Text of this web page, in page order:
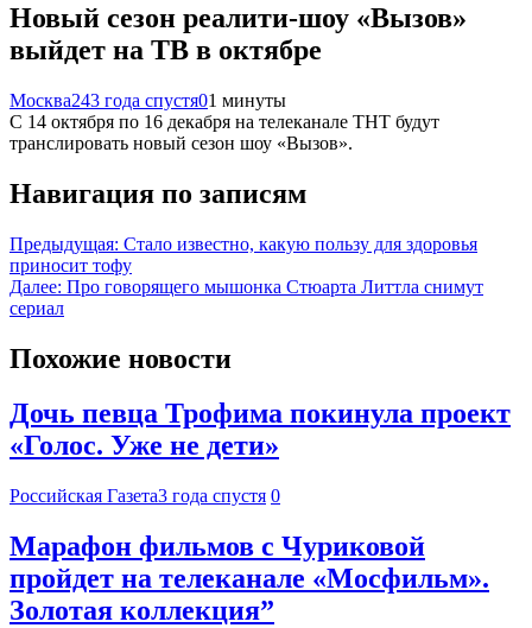
Новый сезон реалити-шоу «Вызов»
выйдет на ТВ в октябре
Москва243 года спустя01 минуты
С 14 октября по 16 декабря на телеканале ТНТ будут
транслировать новый сезон шоу «Вызов».
Навигация по записям
Предыдущая: Стало известно, какую пользу для здоровья
приносит тофу
Далее: Про говорящего мышонка Стюарта Литтла снимут
сериал
Похожие новости
Дочь певца Трофима покинула проект
«Голос. Уже не дети»
Российская Газета3 года спустя 0
Марафон фильмов с Чуриковой
пройдет на телеканале «Мосфильм».
Золотая коллекция”